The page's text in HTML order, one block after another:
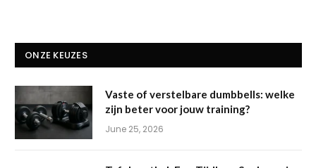
ONZE KEUZES
Vaste of verstelbare dumbbells: welke
zijn beter voor jouw training?
June 25, 2026